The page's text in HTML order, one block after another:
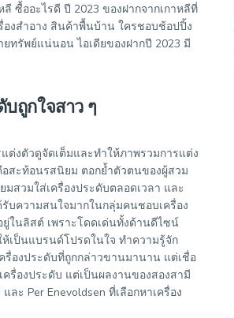
ซื้ออะไรดี ปี 2023 ของฝากจากเกาหลีที่
งสำอาง สินค้าพื้นบ้าน ใครชอบช้อปปิ้ง
ทรัพย์แน่นอน ไอเดียของฝากปี 2023 มี
บถูกใจสาว ๆ
ต่งตัวดูจัดเต็มและทำให้ภาพรวมการแต่ง
สะท้อนรสนิยม ตอกย้ำตัวตนของผู้สวม
สวมใส่เครื่องประดับตลอดเวลา และ
บความสนใจมากในกลุ่มคนชอบเครื่อง
ในลิสต์ เพราะโดดเด่นทั้งด้านดีไซน์
เป็นแบรนด์โปรดในใจ ทำความรู้จัก
องประดับที่ถูกกล่าวขานมานาน แต่เชื่อ
รื่องประดับ แต่เป็นผลงานของสองสามี
ละ Per Enevoldsen ที่เลือกหาเครื่อง